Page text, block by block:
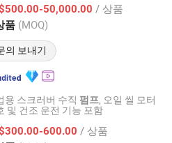
50,000.00 / 상품
품 (MOQ)
의 보내기
이후 2018
용 스크러버 수직 펌프, 오일 씰 모터
및 건조 운전 기능 포함
600.00 / 상품
Equipment Co., Ltd.